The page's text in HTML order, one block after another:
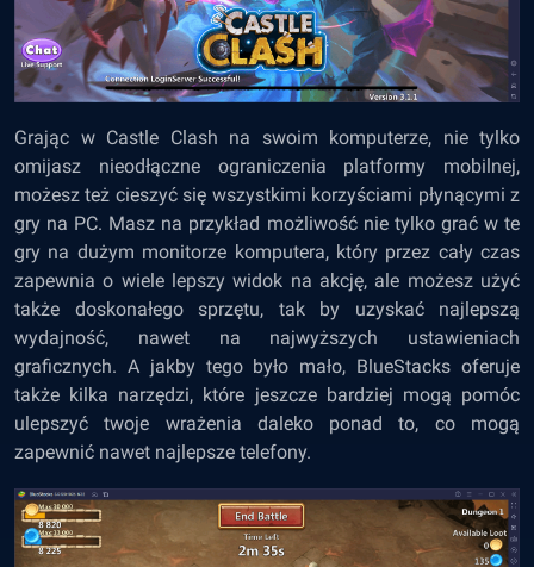
Grając w Castle Clash na swoim komputerze, nie tylko
omijasz nieodłączne ograniczenia platformy mobilnej,
możesz też cieszyć się wszystkimi korzyściami płynącymi z
gry na PC. Masz na przykład możliwość nie tylko grać w te
gry na dużym monitorze komputera, który przez cały czas
zapewnia o wiele lepszy widok na akcję, ale możesz użyć
także doskonałego sprzętu, tak by uzyskać najlepszą
wydajność, nawet na najwyższych ustawieniach
graficznych. A jakby tego było mało, BlueStacks oferuje
także kilka narzędzi, które jeszcze bardziej mogą pomóc
ulepszyć twoje wrażenia daleko ponad to, co mogą
zapewnić nawet najlepsze telefony.